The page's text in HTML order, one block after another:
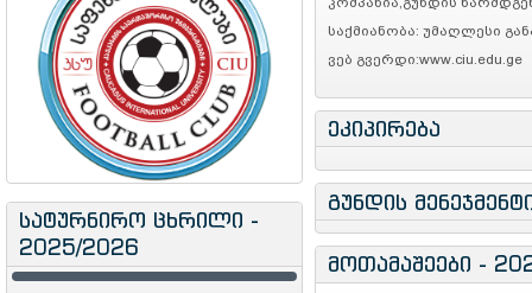
სატურნირო ცხრილი -
2025/2026
საქმიანობა: უმაღლესი
ვებ გვერდი:www.ciu.edu.ge
ეკიპირება
გუნდის
მოთამაშეები -